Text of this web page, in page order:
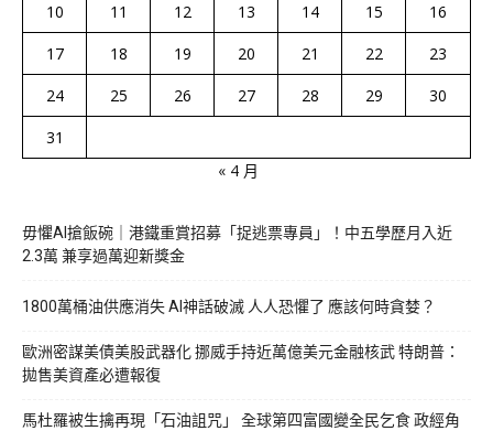
10
11 12 13 14 15
16
17
18 19 20 21 22
23
24
25 26 27 28 29
30
31
« 4 月
毋懼AI搶飯碗｜港鐵重賞招募「捉逃票專員」！中五學歷月入近
2.3萬 兼享過萬迎新獎金
1800萬桶油供應消失 AI神話破滅 人人恐懼了 應該何時貪婪？
歐洲密謀美債美股武器化 挪威手持近萬億美元金融核武 特朗普：
拋售美資產必遭報復
馬杜羅被生擒再現「石油詛咒」 全球第四富國變全民乞食 政經角